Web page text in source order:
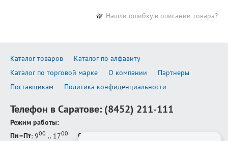
Нашли ошибку в описании товара?
Каталог товаров
Каталог по алфавиту
Каталог по торговой марке
О компании
Партнеры
Поставщикам
Политика конфиденциальности
Телефон в Саратове: (8452) 211-111
Режим работы:
Пн–Пт: 900 .. 1700 Сб–Вс